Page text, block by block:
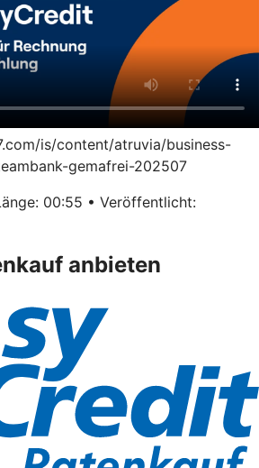
is/content/atruvia/business-
gemafrei-202507
00:55 • Veröffentlicht:
anbieten